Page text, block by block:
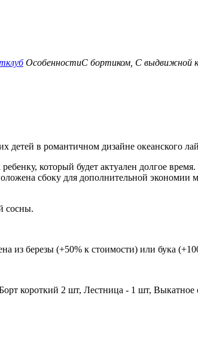
ОсобенностиС бортиком, С выдвижной
детей в романтичном дизайне океанского
который будет актуален долгое
сбоку для дополнительной
сосны.
из березы (+50% к стоимости) или бука
короткий 2 шт, Лестница - 1 шт,